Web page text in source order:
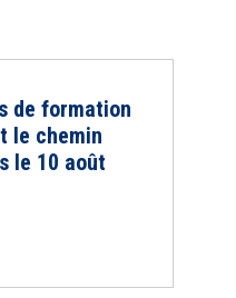
de formation
le chemin
le 10 août